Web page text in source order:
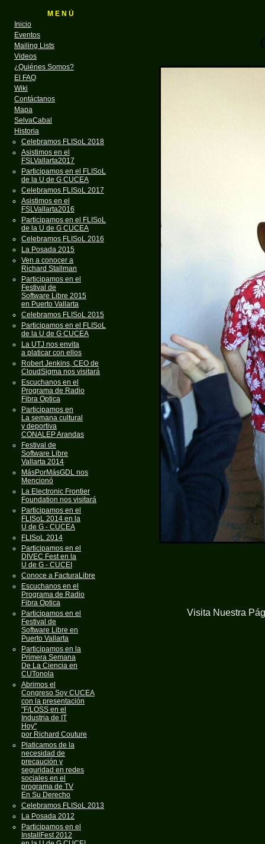
M E N Ú
Inicio
Eventos
Mailing Lists
Videos
¿Quiénes Somos?
El FAQ
Wiki
Contáctanos
Mapa
SelvaCabal
Historia
Celebramos FLISoL 2018
Asistimos en el
FSLVallarta2017
Participamos en el FLISoL
de la U de G CUCEA
Celebramos FLISoL 2017
Asistimos en el
FSLVallarta2016
Participamos en el FLISoL
de la U de G CUCEA
Celebramos FLISoL 2016
La Posada 2015
Ven a conocer a
Richard Stallman
Participamos en el
Festival de
Software Libre 2015
en Puerto Vallarta
Celebramos FLISoL 2015
Participamos en el FLISoL
de la U de G CUCEA
La UTJ nos envita
a platicar con ellos
Robert Jenkins, CEO de
CloudSigma nos visitará
Escuchanos en el
Programa de Radio
Fibra Optica
Participamos en
La semana cultural
y deportiva
CONALEP Arandas
Festival de
Software Libre
Vallarta 2014
MásPorMásGDL nos
Mencionó
La Electronic Frontier
Foundation nos visitará
Participamos en el
FLISoL 2014 en la
U de G - CUCEA
FLISoL 2014
Participamos en el
DIVEC Fest en la
U de G - CUCEI
Conoce a FacturaLibre
Escuchanos en el
Programa de Radio
Fibra Optica
Participamos en el
Festival de
Software Libre en
Puerto Vallarta
Participamos en la
Primera Semana
De La Ciencia en
CUTonola
Abrimos el
Congreso Soy CUCEA
con la presentación
"F/LOSS en el
Industria de IT
Hoy"
por Richard Couture
Platicamos de la
necesidad de
precaución y
seguridad en redes
sociales en el
programa de TV
En Su Derecho
Celebramos FLISoL 2013
La Posada 2012
Participamos en el
InstallFest 2012
Visita Nuestra